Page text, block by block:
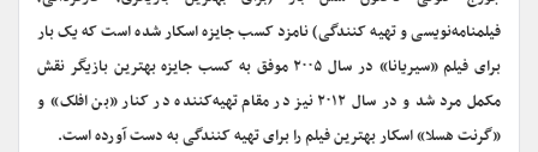
فیلمنامه‌نویسی و تهیه کنندگی) نامزد کسب جایزه اسکار شده است که یک بار
برای فیلم «سیریانا» در سال ۲۰۰۵ موفق به کسب جایزه بهترین بازیگر نقش
مکمل مرد شد و در سال ۲۰۱۲ نیز در مقام تهیه‌کننده در کنار «بن افلک» و
«گرنت هسلا» اسکار بهترین فیلم را برای تهیه کنندگی به دست آورده است.